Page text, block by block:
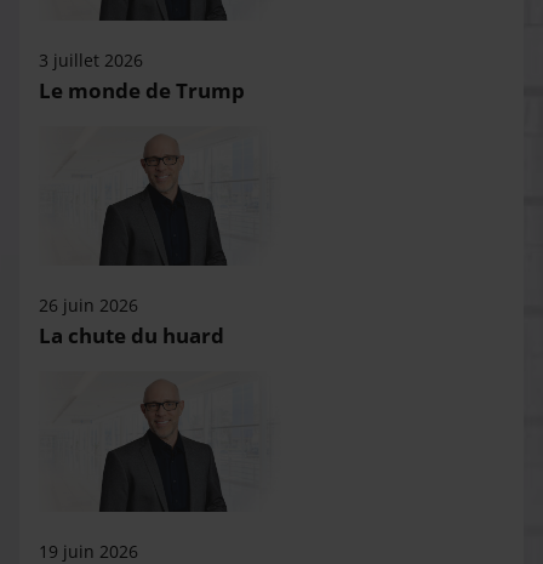
3 juillet 2026
Le monde de Trump
26 juin 2026
La chute du huard
19 juin 2026